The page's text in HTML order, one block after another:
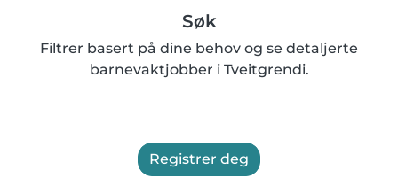
Søk
Filtrer basert på dine behov og se detaljerte
barnevaktjobber i Tveitgrendi.
Registrer deg